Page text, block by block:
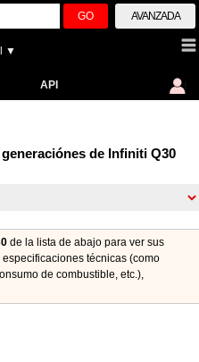
GO AVANZADA
▼
API
de Infiniti Q30
de la lista de abajo para ver sus
técnicas (como
de combustible, etc.),